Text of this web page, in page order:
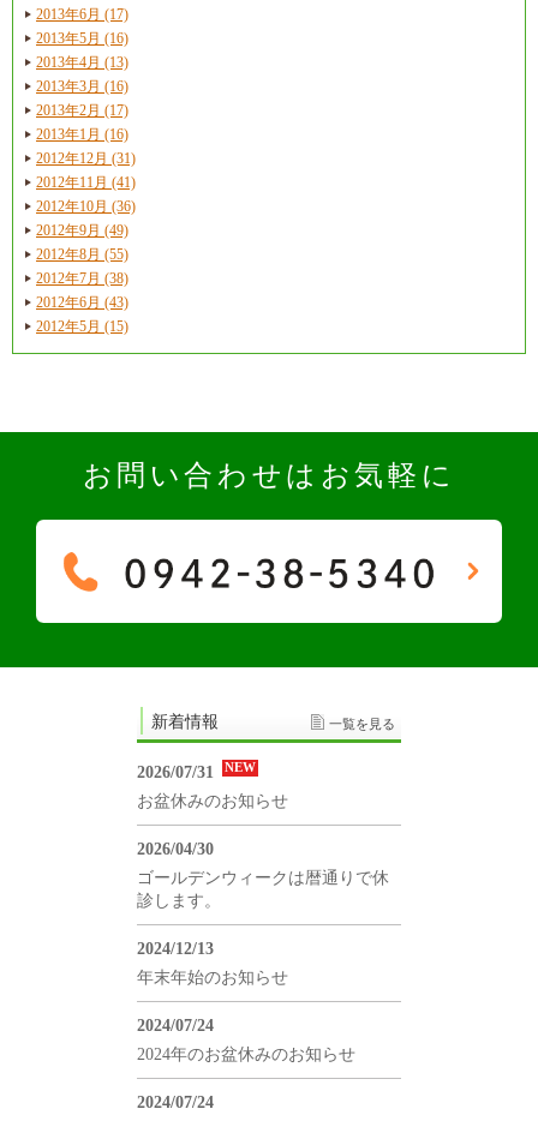
2013年6月 (17)
2013年5月 (16)
2013年4月 (13)
2013年3月 (16)
2013年2月 (17)
2013年1月 (16)
2012年12月 (31)
2012年11月 (41)
2012年10月 (36)
2012年9月 (49)
2012年8月 (55)
2012年7月 (38)
2012年6月 (43)
2012年5月 (15)
お問い合わせはお気軽に
新着情報 一覧を見る
2026/07/31 NEW
お盆休みのお知らせ
2026/04/30
ゴールデンウィークは暦通りで休
診します。
2024/12/13
年末年始のお知らせ
2024/07/24
2024年のお盆休みのお知らせ
2024/07/24